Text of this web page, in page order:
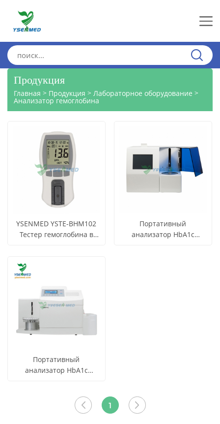
Продукция
Главная > Продукция > Лабораторное оборудование >
Анализатор гемоглобина
ПРОДУКТЫ
YSENMED YSTE-BHM102
Тестер гемоглобина в
Портативный
анализатор HbA1c
Портативный
анализатор HbA1c
1